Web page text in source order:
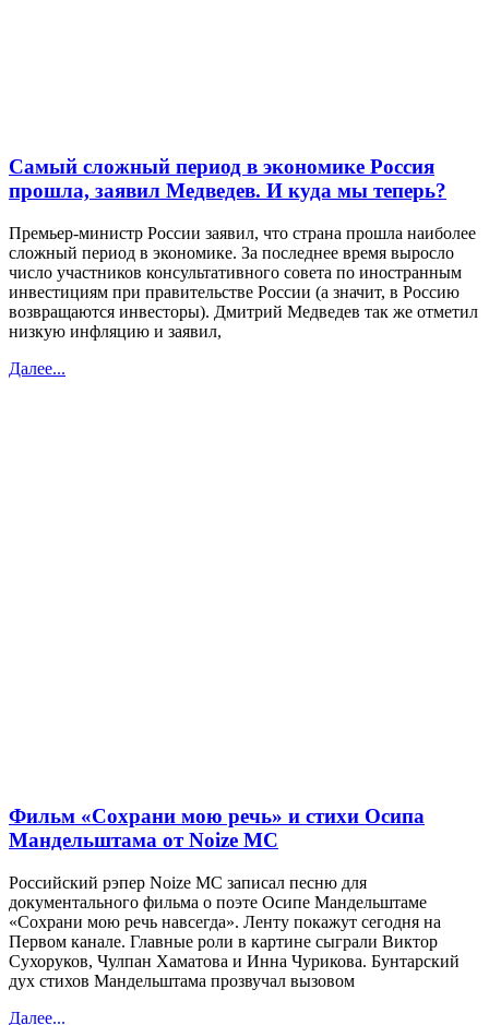
Самый сложный период в экономике Россия
прошла, заявил Медведев. И куда мы теперь?
Премьер-министр России заявил, что страна прошла наиболее
сложный период в экономике. За последнее время выросло
число участников консультативного совета по иностранным
инвестициям при правительстве России (а значит, в Россию
возвращаются инвесторы). Дмитрий Медведев так же отметил
низкую инфляцию и заявил,
Далее...
Фильм «Сохрани мою речь» и стихи Осипа
Мандельштама от Noize MC
Российский рэпер Noize MC записал песню для
документального фильма о поэте Осипе Мандельштаме
«Сохрани мою речь навсегда». Ленту покажут сегодня на
Первом канале. Главные роли в картине сыграли Виктор
Сухоруков, Чулпан Хаматова и Инна Чурикова. Бунтарский
дух стихов Мандельштама прозвучал вызовом
Далее...